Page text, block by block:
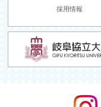
採用情報